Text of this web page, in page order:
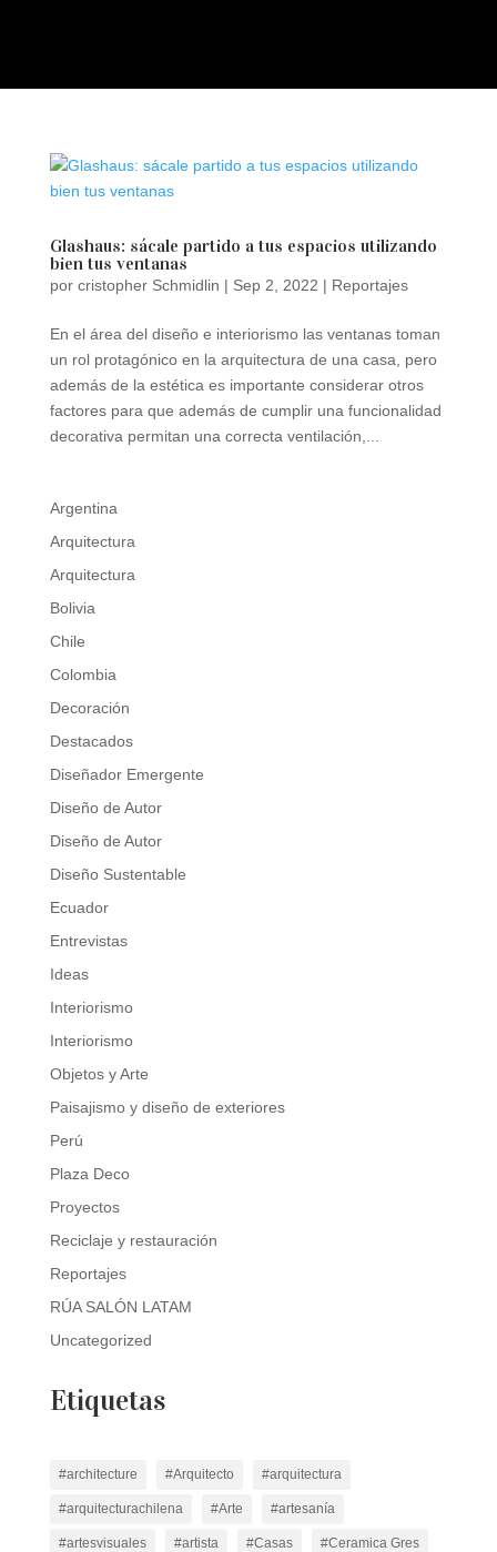
Glashaus: sácale partido a tus espacios utilizando
bien tus ventanas
por cristopher Schmidlin | Sep 2, 2022 | Reportajes
En el área del diseño e interiorismo las ventanas toman
un rol protagónico en la arquitectura de una casa, pero
además de la estética es importante considerar otros
factores para que además de cumplir una funcionalidad
decorativa permitan una correcta ventilación,...
Argentina
Arquitectura
Arquitectura
Bolivia
Chile
Colombia
Decoración
Destacados
Diseñador Emergente
Diseño de Autor
Diseño de Autor
Diseño Sustentable
Ecuador
Entrevistas
Ideas
Interiorismo
Interiorismo
Objetos y Arte
Paisajismo y diseño de exteriores
Perú
Plaza Deco
Proyectos
Reciclaje y restauración
Reportajes
RÚA SALÓN LATAM
Uncategorized
Etiquetas
#architecture #Arquitecto #arquitectura
#arquitecturachilena #Arte #artesanía
#artesvisuales #artista #Casas #Ceramica Gres